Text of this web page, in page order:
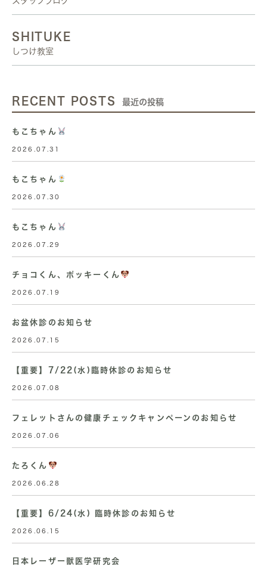
SHITUKE
しつけ教室
RECENT POSTS 最近の投稿
もこちゃん
2026.07.31
もこちゃん
2026.07.30
もこちゃん
2026.07.29
チョコくん、ポッキーくん
2026.07.19
お盆休診のお知らせ
2026.07.15
【重要】7/22(水)臨時休診のお知らせ
2026.07.08
フェレットさんの健康チェックキャンペーンのお知らせ
2026.07.06
たろくん
2026.06.28
【重要】6/24(水) 臨時休診のお知らせ
2026.06.15
日本レーザー獣医学研究会